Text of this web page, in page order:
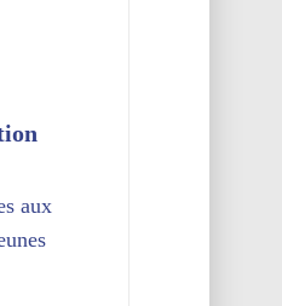
aux